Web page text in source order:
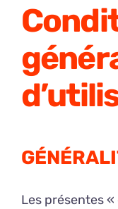
Les présentes